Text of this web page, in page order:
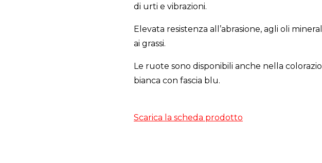
di urti e vibrazioni.
Elevata resistenza all’abrasione, agli oli
ai grassi.
Le ruote sono disponibili anche nella
bianca con fascia blu.
Scarica la scheda prodotto